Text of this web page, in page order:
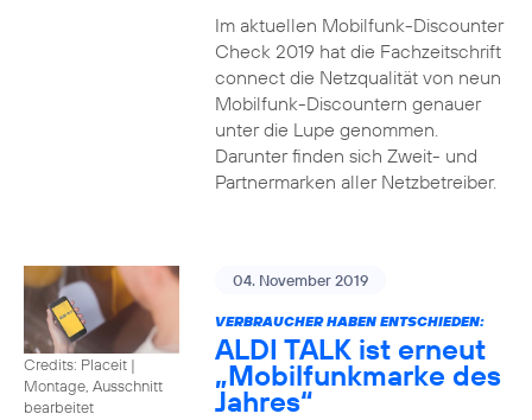
Im aktuellen Mobilfunk-Discounter
Check 2019 hat die Fachzeitschrift
connect die Netzqualität von neun
Mobilfunk-Discountern genauer
unter die Lupe genommen.
Darunter finden sich Zweit- und
Partnermarken aller Netzbetreiber.
Credits: Placeit |
Montage, Ausschnitt
bearbeitet
04. November 2019
VERBRAUCHER HABEN ENTSCHIEDEN:
ALDI TALK ist erneut
„Mobilfunkmarke des
Jahres“